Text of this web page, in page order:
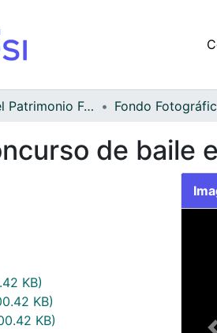
Archivo del Patrimonio Fotográfico y Fílmico del Valle del Cauca
de baile
KB)
KB)
KB)